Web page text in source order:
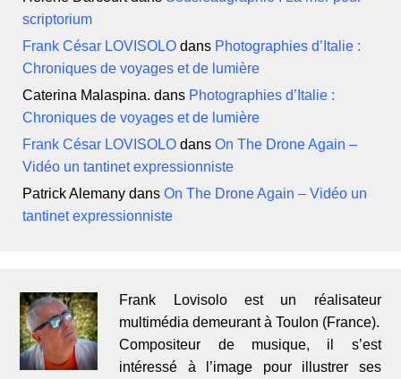
scriptorium
Frank César LOVISOLO dans Photographies d’Italie :
Chroniques de voyages et de lumière
Caterina Malaspina. dans Photographies d’Italie :
Chroniques de voyages et de lumière
Frank César LOVISOLO dansOn The Drone Again –
Vidéo un tantinet expressionniste
Patrick Alemany dansOn The Drone Again – Vidéo un
tantinet expressionniste
Frank Lovisolo est un réalisateur
multimédia demeurant à Toulon (France).
Compositeur de musique, il s’est
intéressé à l’image pour illustrer ses